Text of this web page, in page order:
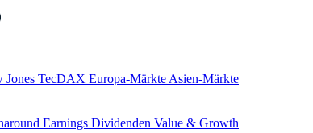
Jones TecDAX Europa-Märkte Asien-Märkte
Earnings Dividenden Value & Growth